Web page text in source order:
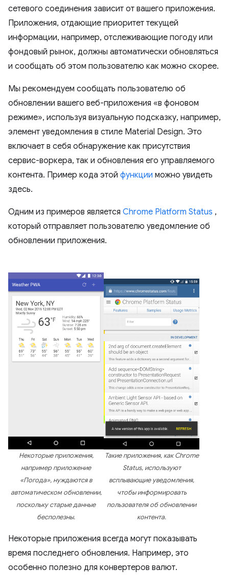
сетевого соединения зависит от вашего приложения.
Приложения, отдающие приоритет текущей
информации, например, отслеживающие погоду или
фондовый рынок, должны автоматически обновляться
и сообщать об этом пользователю как можно скорее.
Мы рекомендуем сообщать пользователю об
обновлении вашего веб-приложения «в фоновом
режиме», используя визуальную подсказку, например,
элемент уведомления в стиле Material Design. Это
включает в себя обнаружение как присутствия
сервис-воркера, так и обновления его управляемого
контента. Пример кода этой функции можно увидеть
здесь.
Одним из примеров является Chrome Platform Status ,
который отправляет пользователю уведомление об
обновлении приложения.
Некоторые приложения,
например приложение
«Погода», нуждаются в
автоматическом обновлении,
поскольку старые данные
бесполезны.
Такие приложения, как Chrome
Status, используют
всплывающие уведомления,
чтобы информировать
пользователя об обновлении
контента.
Некоторые приложения всегда могут показывать
время последнего обновления. Например, это
особенно полезно для конвертеров валют.